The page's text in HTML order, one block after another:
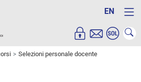
EN
Selezioni personale docente